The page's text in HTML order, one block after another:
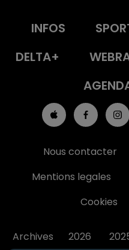
INFOS
DELTA+
Nous contacter
Mentions legales
Cookies
Archives 2026